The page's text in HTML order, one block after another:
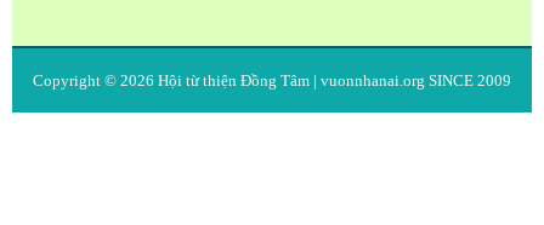
Copyright © 2026 Hội từ thiện Đồng Tâm | vuonnhanai.org SINCE 2009